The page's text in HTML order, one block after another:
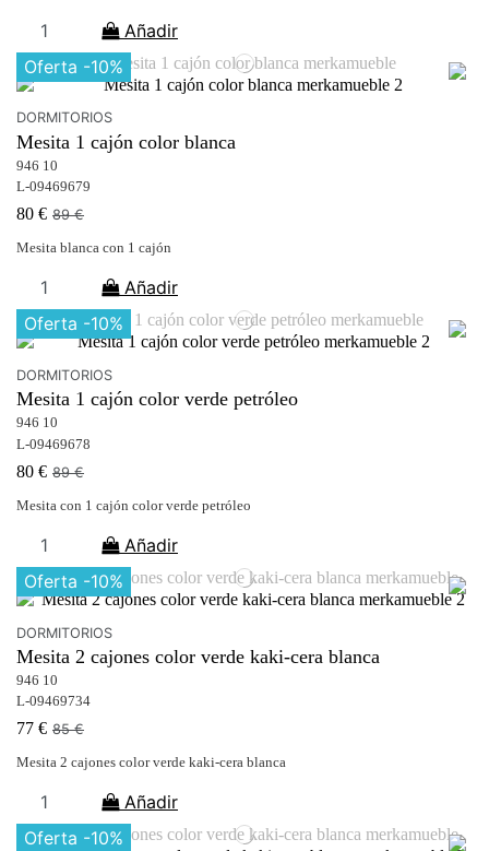
Añadir
Oferta -10%
DORMITORIOS
Mesita 1 cajón color blanca
946 10
L-09469679
80 € 89 €
Mesita blanca con 1 cajón
Añadir
Oferta -10%
DORMITORIOS
Mesita 1 cajón color verde petróleo
946 10
L-09469678
80 € 89 €
Mesita con 1 cajón color verde petróleo
Añadir
Oferta -10%
DORMITORIOS
Mesita 2 cajones color verde kaki-cera blanca
946 10
L-09469734
77 € 85 €
Mesita 2 cajones color verde kaki-cera blanca
Añadir
Oferta -10%